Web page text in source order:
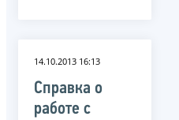
14.10.2013 16:13
Справка о
работе с